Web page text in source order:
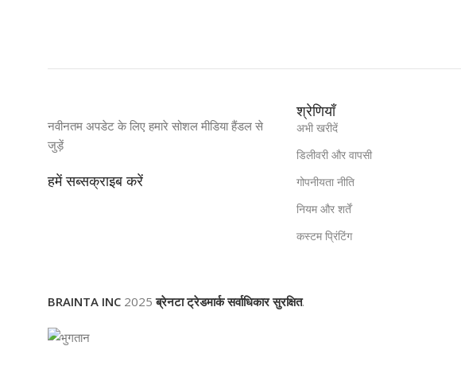
नवीनतम अपडेट के लिए हमारे सोशल मीडिया हैंडल से
जुड़ें
हमें सब्सक्राइब करें
श्रेणियाँ
अभी खरीदें
डिलीवरी और वापसी
गोपनीयता नीति
नियम और शर्तें
कस्टम प्रिंटिंग
BRAINTA INC 2025ब्रेनटा ट्रेडमार्क सर्वाधिकार सुरक्षित.